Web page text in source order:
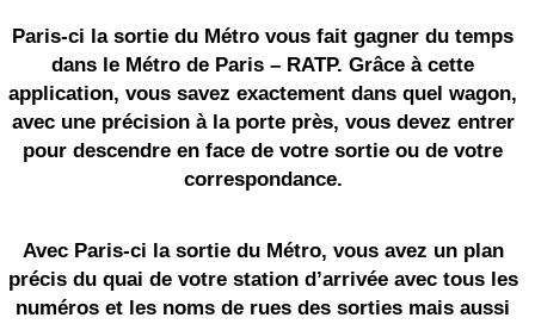
Paris-ci la sortie du Métro vous fait gagner du temps
dans le Métro de Paris – RATP. Grâce à cette
application, vous savez exactement dans quel wagon,
avec une précision à la porte près, vous devez entrer
pour descendre en face de votre sortie ou de votre
correspondance.
Avec Paris-ci la sortie du Métro, vous avez un plan
précis du quai de votre station d’arrivée avec tous les
numéros et les noms de rues des sorties mais aussi